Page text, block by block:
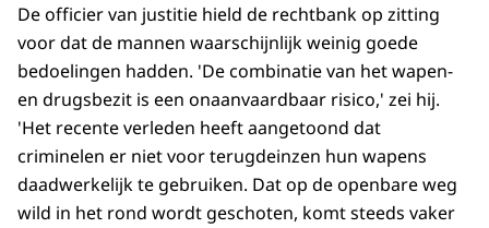
De officier van justitie hield de rechtbank op zitting
voor dat de mannen waarschijnlijk weinig goede
bedoelingen hadden. 'De combinatie van het wapen-
en drugsbezit is een onaanvaardbaar risico,' zei hij.
'Het recente verleden heeft aangetoond dat
criminelen er niet voor terugdeinzen hun wapens
daadwerkelijk te gebruiken. Dat op de openbare weg
wild in het rond wordt geschoten, komt steeds vaker